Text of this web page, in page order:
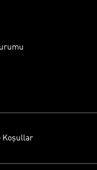
Koşullar